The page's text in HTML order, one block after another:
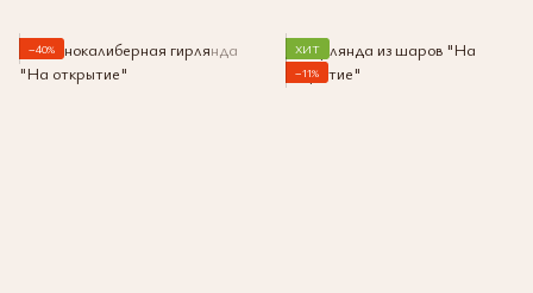
−40%
ХИТ
−11%